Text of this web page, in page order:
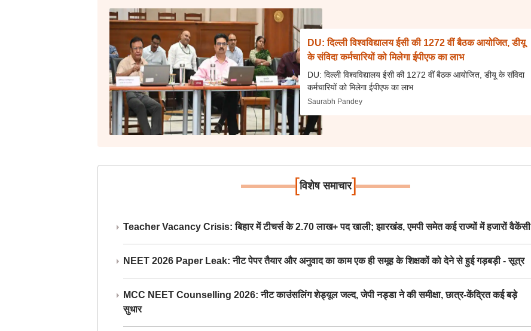
DU: दिल्ली विश्वविद्यालय ईसी की 1272 वीं बैठक आयोजित, डीयू
के संविदा कर्मचारियों को मिलेगा ईपीएफ का लाभ
DU: दिल्ली विश्वविद्यालय ईसी की 1272 वीं बैठक आयोजित, डीयू के संविदा
कर्मचारियों को मिलेगा ईपीएफ का लाभ
Saurabh Pandey
[विशेष समाचार]
Teacher Vacancy Crisis: बिहार में टीचर्स के 2.70 लाख+ पद खाली; झारखंड, एमपी समेत कई राज्यों में हजारों वैकेंसी
NEET 2026 Paper Leak: नीट पेपर तैयार और अनुवाद का काम एक ही समूह के शिक्षकों को देने से हुई गड़बड़ी - सूत्र
MCC NEET Counselling 2026: नीट काउंसलिंग शेड्यूल जल्द, जेपी नड्डा ने की समीक्षा, छात्र-केंद्रित कई बड़े
सुधार